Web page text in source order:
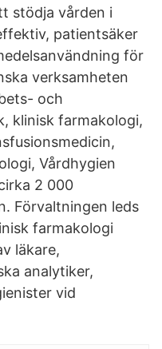
stödja vården i
patientsäker
för
verksamheten
och
klinisk farmakologi,
Vårdhygien
2 000
Förvaltningen leds
farmakologi
läkare,
analytiker,
vid